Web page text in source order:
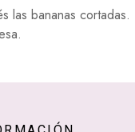
las bananas cortadas.